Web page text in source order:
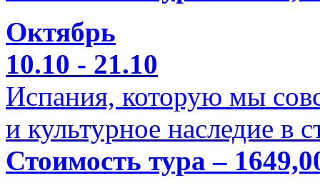
Октябрь
10.10 - 21.10
Испания, которую мы
и культурное наследие в
Стоимость тура –